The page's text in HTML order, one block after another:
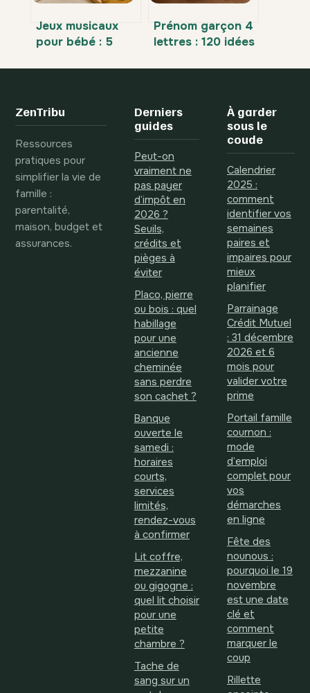
Jeux musicaux
pour bébé : 5
éveiller l’oreille
l’espace sonore
Prénom garçon 4
lettres : 120 idées
éviter les erreurs
ZenTribu
Ressources
pratiques pour
simplifier la vie de
famille :
parentalité,
maison, budget et
assurances.
Derniers
guides
Peut-on
vraiment ne
pas payer
d’impôt en
2026 ?
Seuils,
crédits et
pièges à
éviter
Placo, pierre
ou bois : quel
habillage
pour une
ancienne
cheminée
sans perdre
son cachet ?
Banque
ouverte le
samedi :
horaires
courts,
services
limités,
rendez-vous
à confirmer
Lit coffre,
mezzanine
ou gigogne :
quel lit choisir
pour une
petite
chambre ?
Tache de
sang sur un
À garder
sous le
coude
Calendrier
2025 :
comment
identifier vos
semaines
paires et
impaires pour
mieux
planifier
Parrainage
Crédit Mutuel
: 31 décembre
2026 et 6
mois pour
valider votre
prime
Portail famille
cournon :
mode
d’emploi
complet pour
vos
démarches
en ligne
Fête des
nounous :
pourquoi le 19
novembre
est une date
clé et
comment
marquer le
coup
Rillette